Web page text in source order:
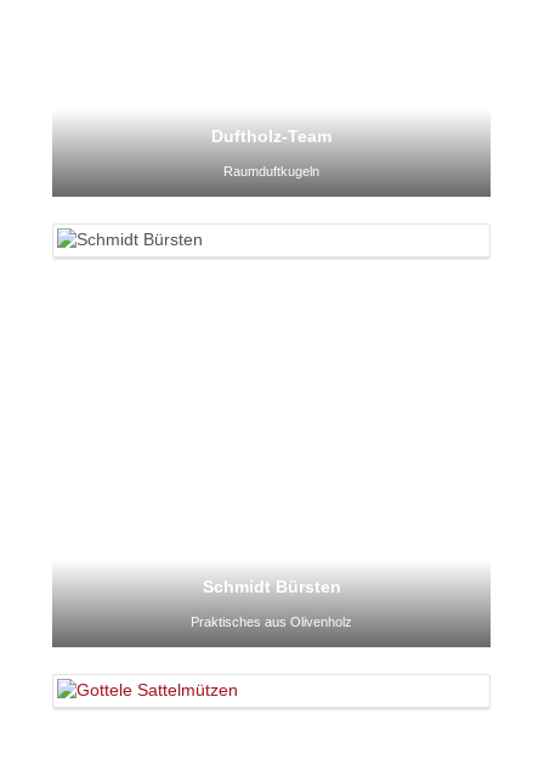
Duftholz-Team
Raumduftkugeln
Schmidt Bürsten
Praktisches aus Olivenholz